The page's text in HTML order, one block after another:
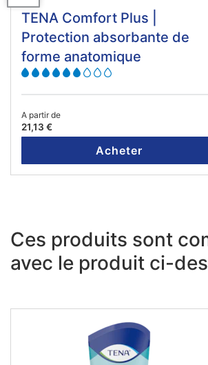
TENA Comfort Plus |
Protection absorbante de
forme anatomique
A partir de
21,13 €
Acheter
Ces produits sont
avec le produit ci-